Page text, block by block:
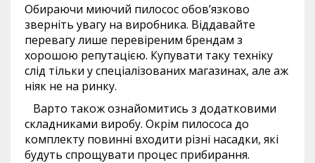
Обираючи миючий пилосос обов’язково
зверніть увагу на виробника. Віддавайте
перевагу лише перевіреним брендам з
хорошою репутацією. Купувати таку техніку
слід тільки у спеціалізованих магазинах, але аж
ніяк не на ринку.
Варто також ознайомитись з додатковими
складниками виробу. Окрім пилососа до
комплекту повинні входити різні насадки, які
будуть спрощувати процес прибирання.